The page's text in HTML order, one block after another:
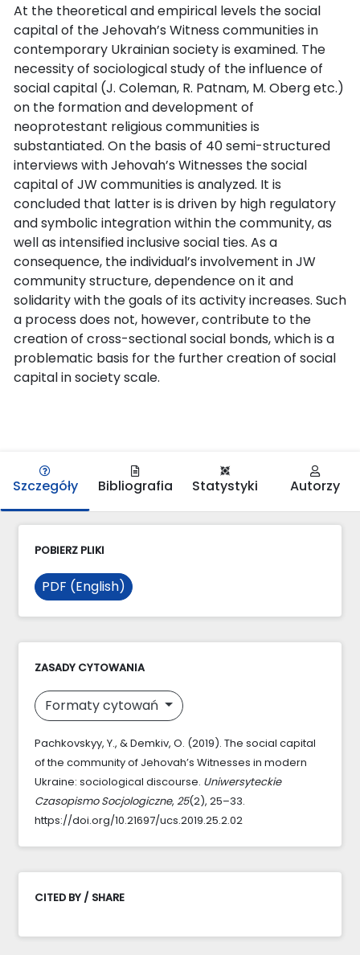
At the theoretical and empirical levels the social
capital of the Jehovah’s Witness communities in
contemporary Ukrainian society is examined. The
necessity of sociological study of the influence of
social capital (J. Coleman, R. Patnam, M. Oberg etc.)
on the formation and development of
neoprotestant religious communities is
substantiated. On the basis of 40 semi-structured
interviews with Jehovah’s Witnesses the social
capital of JW communities is analyzed. It is
concluded that latter is is driven by high regulatory
and symbolic integration within the community, as
well as intensified inclusive social ties. As a
consequence, the individual’s involvement in JW
community structure, dependence on it and
solidarity with the goals of its activity increases. Such
a process does not, however, contribute to the
creation of cross-sectional social bonds, which is a
problematic basis for the further creation of social
capital in society scale.
Szczegóły Bibliografia Statystyki Autorzy
POBIERZ PLIKI
PDF (English)
ZASADY CYTOWANIA
Formaty cytowań
Pachkovskyy, Y., & Demkiv, O. (2019). The social capital
of the community of Jehovah’s Witnesses in modern
Ukraine: sociological discourse. Uniwersyteckie
Czasopismo Socjologiczne, 25(2), 25–33.
https://doi.org/10.21697/ucs.2019.25.2.02
CITED BY / SHARE